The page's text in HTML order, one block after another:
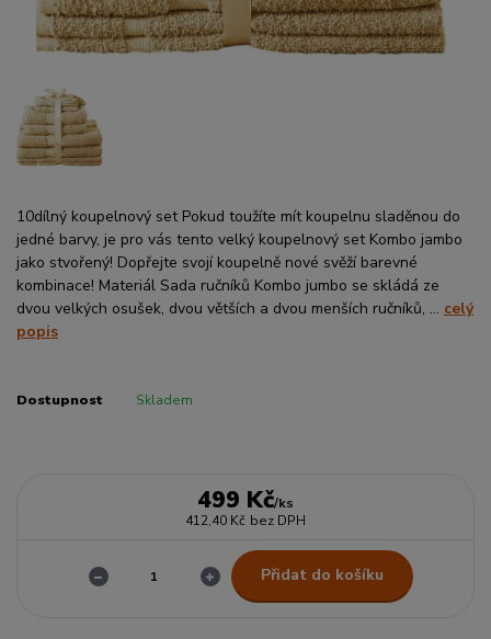
10dílný koupelnový set Pokud toužíte mít koupelnu sladěnou do
jedné barvy, je pro vás tento velký koupelnový set Kombo jambo
jako stvořený! Dopřejte svojí koupelně nové svěží barevné
kombinace! Materiál Sada ručníků Kombo jumbo se skládá ze
dvou velkých osušek, dvou větších a dvou menších ručníků, ... celý
popis
Dostupnost Skladem
499 Kč/ks
412,40 Kč bez DPH
Přidat do košíku